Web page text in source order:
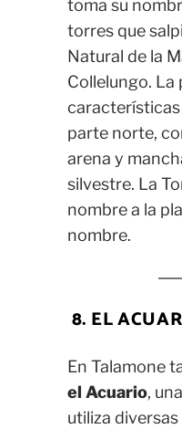
toma su
torres que
Natural de la
Collelungo. La
características
parte norte,
arena y
silvestre. La
nombre a la
nombre.
8. EL
En Talamone
el Acuario,
utiliza